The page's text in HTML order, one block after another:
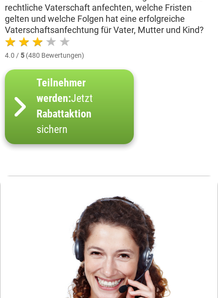
rechtliche Vaterschaft anfechten, welche Fristen
gelten und welche Folgen hat eine erfolgreiche
Vaterschaftsanfechtung für Vater, Mutter und Kind?
4.0 / 5 (480 Bewertungen)
Teilnehmer
werden:Jetzt
Rabattaktion
sichern